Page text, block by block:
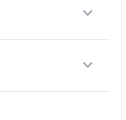
keyboard_arrow_down
keyboard_arrow_down